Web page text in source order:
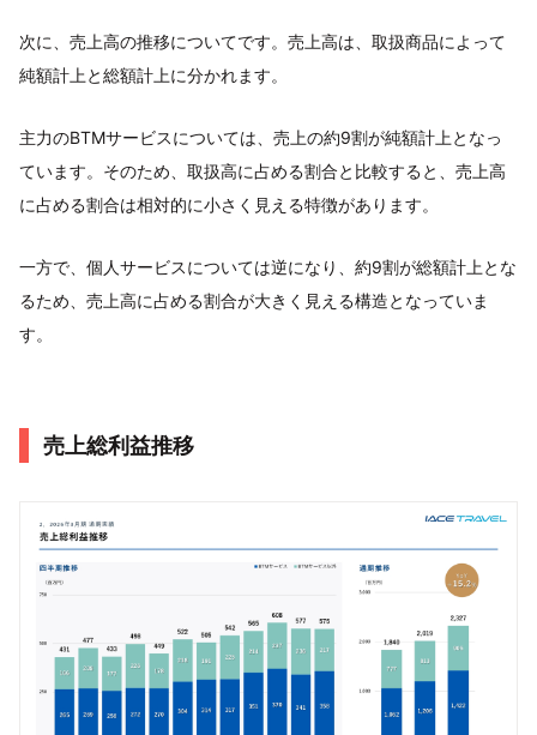
次に、売上高の推移についてです。売上高は、取扱商品によって
純額計上と総額計上に分かれます。
主力のBTMサービスについては、売上の約9割が純額計上となっ
ています。そのため、取扱高に占める割合と比較すると、売上高
に占める割合は相対的に小さく見える特徴があります。
一方で、個人サービスについては逆になり、約9割が総額計上とな
るため、売上高に占める割合が大きく見える構造となっていま
す。
売上総利益推移